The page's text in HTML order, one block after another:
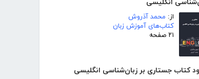
انگلیسی
از: محمد آذروش
کتاب‌های آموزش زبان
۲۱ صفحه
کتاب جستاری بر زبان‌شناسی انگلیسی